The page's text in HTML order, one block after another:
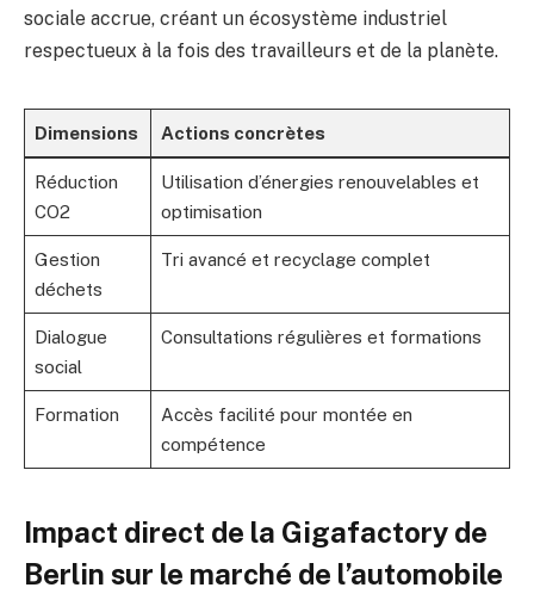
sociale accrue, créant un écosystème industriel
respectueux à la fois des travailleurs et de la planète.
Dimensions Actions concrètes
Réduction
CO2
Utilisation d’énergies renouvelables et
optimisation
Gestion
déchets
Tri avancé et recyclage complet
Dialogue
social
Consultations régulières et formations
Formation
Accès facilité pour montée en
compétence
Impact direct de la Gigafactory de
Berlin sur le marché de l’automobile